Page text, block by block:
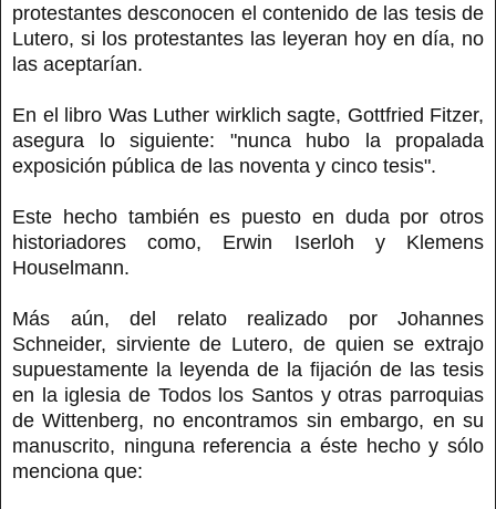
protestantes desconocen el contenido de las tesis de
Lutero, si los protestantes las leyeran hoy en día, no
las aceptarían.
En el libro Was Luther wirklich sagte, Gottfried Fitzer,
asegura lo siguiente: "nunca hubo la propalada
exposición pública de las noventa y cinco tesis".
Este hecho también es puesto en duda por otros
historiadores como, Erwin Iserloh y Klemens
Houselmann.
Más aún, del relato realizado por Johannes
Schneider, sirviente de Lutero, de quien se extrajo
supuestamente la leyenda de la fijación de las tesis
en la iglesia de Todos los Santos y otras parroquias
de Wittenberg, no encontramos sin embargo, en su
manuscrito, ninguna referencia a éste hecho y sólo
menciona que: